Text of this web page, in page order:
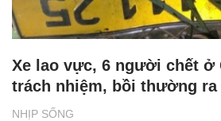
NHỊP SỐNG
Xe lao vực, 6 người chết ở
trách nhiệm, bồi thường ra